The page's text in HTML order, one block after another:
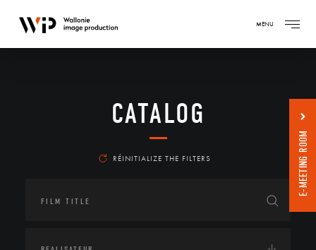
MENU
CATALOG
RÉINITIALIZE THE FILTERS E-MEETING ROOM